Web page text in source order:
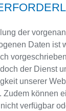
der
Daten ist
der Dienst
unserer
Zudem können
verfügbar